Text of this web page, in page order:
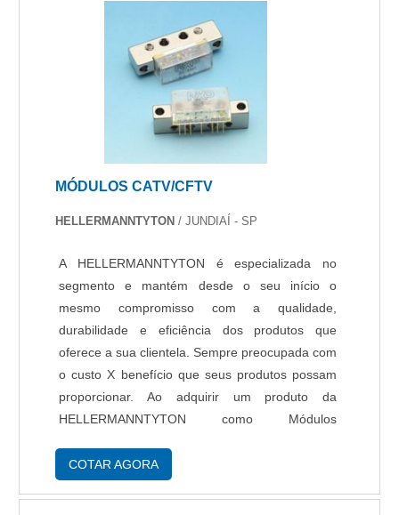
MÓDULOS CATV/CFTV
HELLERMANNTYTON / JUNDIAÍ - SP
A HELLERMANNTYTON é especializada no
segmento e mantém desde o seu início o
mesmo compromisso com a qualidade,
durabilidade e eficiência dos produtos que
oferece a sua clientela. Sempre preocupada com
o custo X benefício que seus produtos possam
proporcionar. Ao adquirir um produto da
HELLERMANNTYTON como Módulos
diferencial. Os Módulos CATV/CFTV são
produzidos sempre com esmero e cuidado
COTAR AGORA